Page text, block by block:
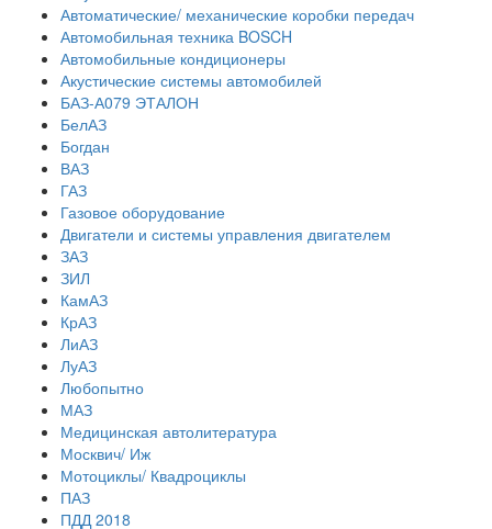
Автоматические/ механические коробки передач
Автомобильная техника BOSCH
Автомобильные кондиционеры
Акустические системы автомобилей
БАЗ-А079 ЭТАЛОН
БелАЗ
Богдан
ВАЗ
ГАЗ
Газовое оборудование
Двигатели и системы управления двигателем
ЗАЗ
ЗИЛ
КамАЗ
КрАЗ
ЛиАЗ
ЛуАЗ
Любопытно
МАЗ
Медицинская автолитература
Москвич/ Иж
Мотоциклы/ Квадроциклы
ПАЗ
ПДД 2018